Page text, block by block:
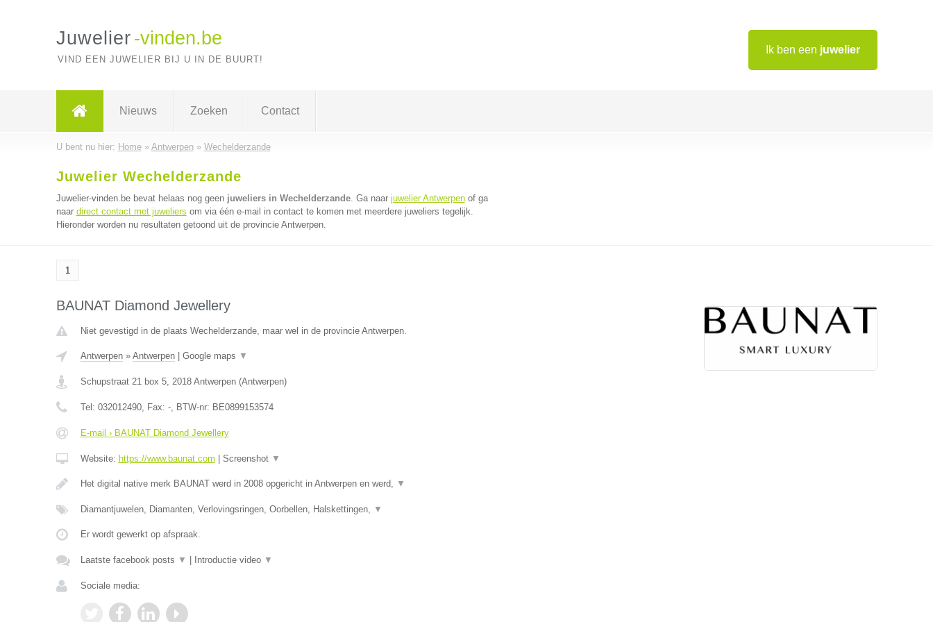
Ik ben een juwelier
Juwelier -vinden.be
VIND EEN JUWELIER BIJ U IN DE BUURT!
Nieuws Zoeken Contact
U bent nu hier: Home» Antwerpen» Wechelderzande
Juwelier Wechelderzande
Juwelier-vinden.be bevat helaas nog geen juweliers in Wechelderzande. Ga naar juwelier Antwerpenof ga
naar direct contact met juweliers om via één e-mail in contact te komen met meerdere juweliers tegelijk.
Hieronder worden nu resultaten getoond uit de provincie Antwerpen.
1
BAUNAT Diamond Jewellery
Niet gevestigd in de plaats Wechelderzande, maar wel in de provincie Antwerpen.
Antwerpen» Antwerpen| Google maps ▼
Schupstraat 21 box 5, 2018 Antwerpen(Antwerpen)
Tel: 032012490, Fax: -, BTW-nr: BE0899153574
E-mail › BAUNAT Diamond Jewellery
Website: https://www.baunat.com Screenshot ▼
Het digital native merk BAUNAT werd in 2008 opgericht in Antwerpen en werd, ▼
Diamantjuwelen, Diamanten, Verlovingsringen, Oorbellen, Halskettingen, ▼
Er wordt gewerkt op afspraak.
Laatste facebook posts ▼ Introductie video ▼
Sociale media: